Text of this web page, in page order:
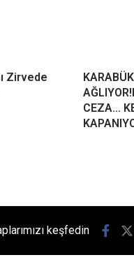
Zirvede
CEZA…
keşfedin